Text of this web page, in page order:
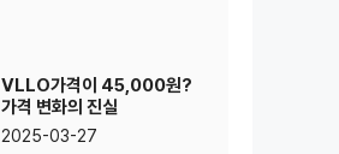
VLLO가격이 45,000원?
가격 변화의 진실
2025-03-27